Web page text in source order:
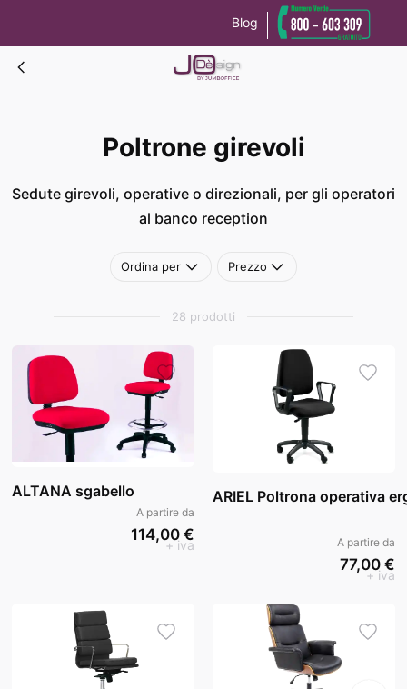
Blog
Poltrone girevoli
Poltrone girevoli
Sedute girevoli, operative o direzionali, per gli operatori
al banco reception
Ordina per Prezzo
28 prodotti
ALTANA sgabello
A partire da
114,00 €
+ iva
ARIEL Poltrona operativa
A partire da
77,00 €
+ iva
Informativa sulla raccolta
Le tue preferenze relative alla privacy